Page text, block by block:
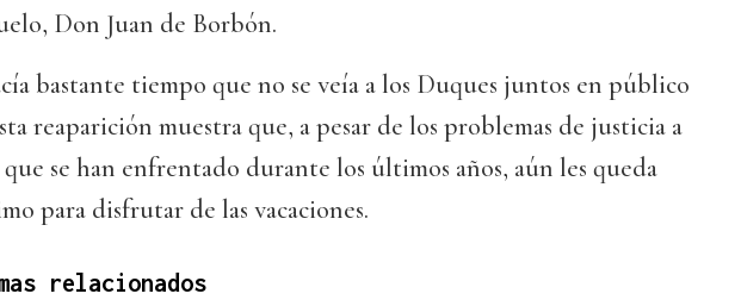
Don Juan de Borbón.
bastante tiempo que no se veía a los Duques juntos en público
reaparición muestra que, a pesar de los problemas de justicia a
que se han enfrentado durante los últimos años, aún les queda
para disfrutar de las vacaciones.
relacionados